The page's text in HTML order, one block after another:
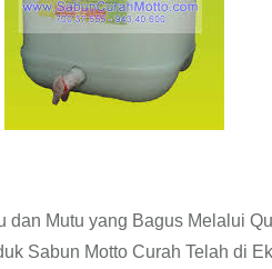
dan Mutu yang Bagus Melalui
Sabun Motto Curah Telah di